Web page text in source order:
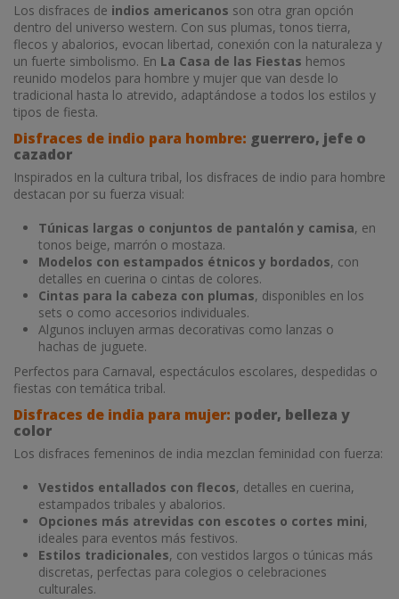
Los disfraces de indios americanos son otra gran opción
dentro del universo western. Con sus plumas, tonos tierra,
flecos y abalorios, evocan libertad, conexión con la naturaleza y
un fuerte simbolismo. En La Casa de las Fiestas hemos
reunido modelos para hombre y mujer que van desde lo
tradicional hasta lo atrevido, adaptándose a todos los estilos y
tipos de fiesta.
Disfraces de indio para hombre: guerrero, jefe o
cazador
Inspirados en la cultura tribal, los disfraces de indio para hombre
destacan por su fuerza visual:
Túnicas largas o conjuntos de pantalón y camisa, en
tonos beige, marrón o mostaza.
Modelos con estampados étnicos y bordados, con
detalles en cuerina o cintas de colores.
Cintas para la cabeza con plumas, disponibles en los
sets o como accesorios individuales.
Algunos incluyen armas decorativas como lanzas o
hachas de juguete.
Perfectos para Carnaval, espectáculos escolares, despedidas o
fiestas con temática tribal.
Disfraces de india para mujer: poder, belleza y
color
Los disfraces femeninos de india mezclan feminidad con fuerza:
Vestidos entallados con flecos, detalles en cuerina,
estampados tribales y abalorios.
Opciones más atrevidas con escotes o cortes mini,
ideales para eventos más festivos.
Estilos tradicionales, con vestidos largos o túnicas más
discretas, perfectas para colegios o celebraciones
culturales.